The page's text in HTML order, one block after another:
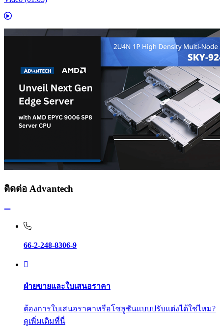
ติดต่อ Advantech
66-2-248-8306-9
ฝ่ายขายและใบเสนอราคา
ต้องการใบเสนอราคาหรือโซลูชันแบบปรับแต่งได้ใช่ไหม?
ดูเพิ่มเติมที่นี่